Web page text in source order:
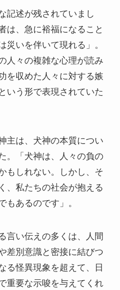
記述が残されていまし
は、急に裕福になること
災いを伴いて現れる」。
人々の複雑な心理が読み
を収めた人々に対する嫉
いう形で表現されていた
主は、犬神の本質につい
。「犬神は、人々の負の
もしれない。しかし、そ
、私たちの社会が抱える
もあるのです」。
言い伝えの多くは、人間
差別意識と密接に結びつ
る怪異現象を超えて、日
重要な示唆を与えてくれ